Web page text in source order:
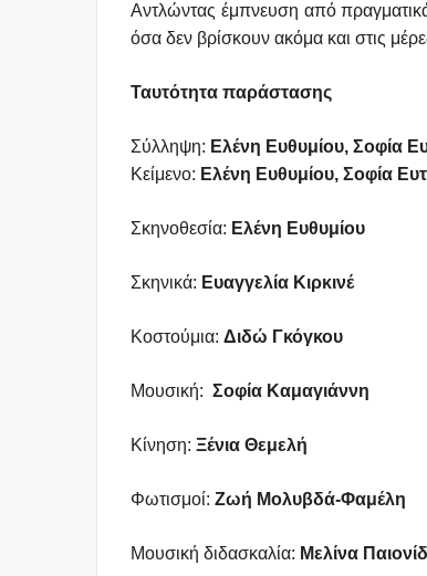
Αντλώντας έμπνευση από
όσα δεν βρίσκουν ακόμα και στις
Ταυτότητα παράστασης
Σύλληψη: Ελένη Ευθυμίου, Σοφία
Κείμενο: Ελένη Ευθυμίου, Σοφία
Σκηνοθεσία: Ελένη Ευθυμίου
Σκηνικά: Ευαγγελία Κιρκινέ
Κοστούμια: Διδώ Γκόγκου
Μουσική: Σοφία Καμαγιάννη
Κίνηση: Ξένια Θεμελή
Φωτισμοί: Ζωή Μολυβδά-Φαμέλη
Μουσική διδασκαλία: Μελίνα